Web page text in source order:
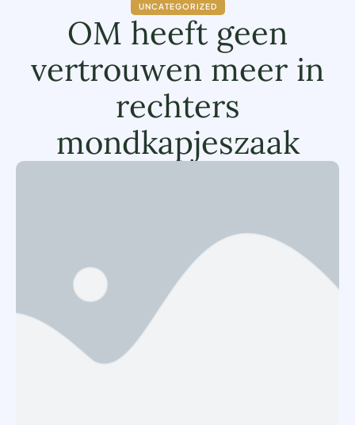
UNCATEGORIZED
OM heeft geen
vertrouwen meer in
rechters
mondkapjeszaak